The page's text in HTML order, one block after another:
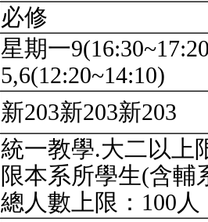
必修
星期一
5,6(12:20~14:10)
新203新203新203
統一教學.大二以上
限本系所學生(含輔
總人數上限：100人